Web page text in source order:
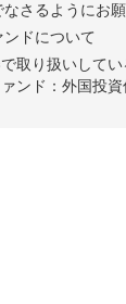
さるようにお願
ドについて
取り扱いして
ンド：外国投